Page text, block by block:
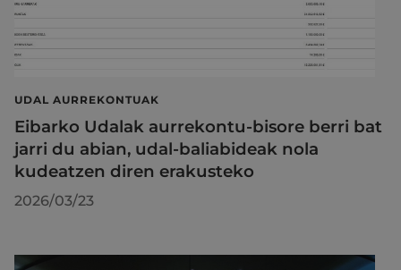
UDAL AURREKONTUAK
Eibarko Udalak aurrekontu-bisore berri bat
jarri du abian, udal-baliabideak nola
kudeatzen diren erakusteko
2026/03/23